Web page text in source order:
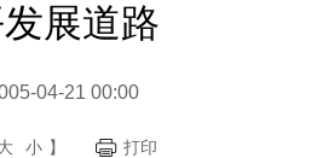
展道路
04-21 00:00
小 】 打印